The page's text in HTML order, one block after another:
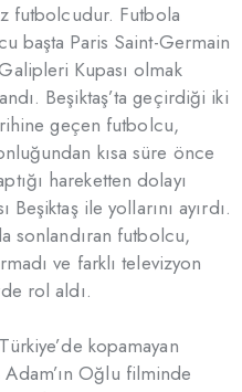
futbolcudur. Futbola
başta Paris Saint-Germain
Kupası olmak
Beşiktaş’ta geçirdiği iki
geçen futbolcu,
kısa süre önce
hareketten dolayı
Beşiktaş ile yollarını ayırdı.
sonlandıran futbolcu,
ve farklı televizyon
rol aldı.
kopamayan
Oğlu filminde